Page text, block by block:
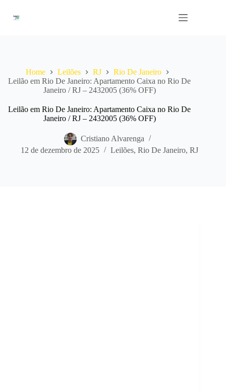
Home Leilões RJ
Rio De Janeiro
Leilão em Rio De Janeiro: Apartamento Caixa no Rio De
Janeiro / RJ – 2432005 (36% OFF)
Leilão em Rio De Janeiro: Apartamento Caixa no Rio De
Janeiro / RJ – 2432005 (36% OFF)
Cristiano Alvarenga
12 de dezembro de 2025
Leilões,Rio De Janeiro,RJ